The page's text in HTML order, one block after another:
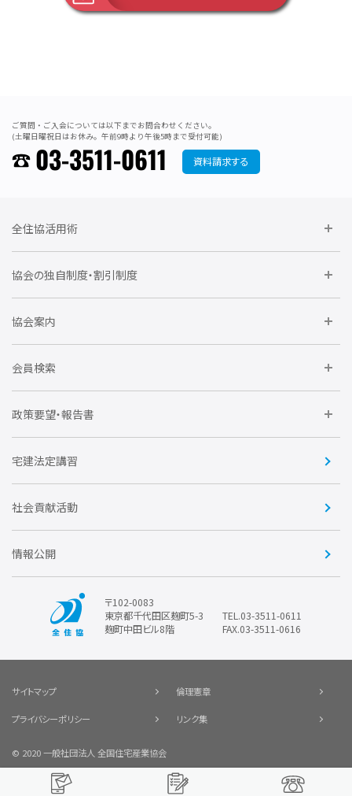
ご質問・ご入会については以下までお問合わせください。
(土曜日曜祝日はお休み。午前9時より午後5時まで受付可能)
03-3511-0611 資料請求する
全住協活用術
委員会に参加しよう
要望活動に参加しよう
協会の独自制度・割引制度
住宅瑕疵担保責任保険割引制度
全住協NET
不動産後見アドバイザー資格講習
会
全住協ビジネスショップ
協会案内
運営組織
トライアル会員制度
会員検索
企業会員
賛助会員
政策要望・報告書
住宅・土地税制改正要望
優良事業表彰
宅建法定講習
社会貢献活動
情報公開
〒102-0083
東京都千代田区麹町5-3
麹町中田ビル8階
TEL.03-3511-0611
FAX.03-3511-0616
サイトマップ 倫理憲章
プライバシーポリシー リンク集
© 2020 一般社団法人 全国住宅産業協会